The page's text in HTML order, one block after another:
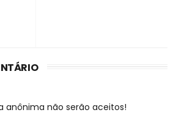
anônima não serão aceitos!